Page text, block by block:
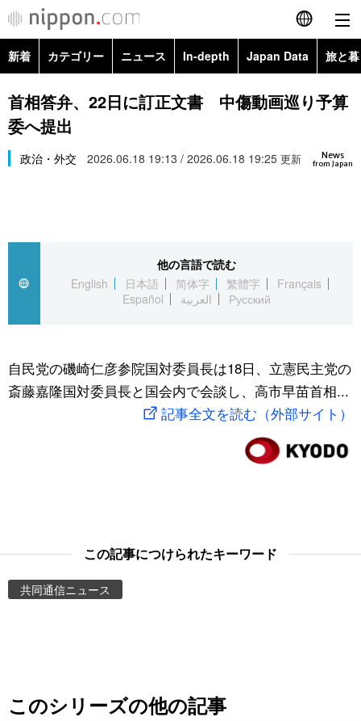
English
简体字
Русский
カテゴリー
経済・ビジネス
国際
文化
トップ
アーカイブ
In-depth
Japan Data
動画/Live
お知らせ
新着 カテゴリー ニュース In-depth Japan Data 旅と
政治・外交
経済・ビジネス
スポーツ・東京2020
Topics
首相答弁、22日に訂正文書 中傷動画巡り予算
委へ提出
News
from Japan
政治・外交 2026.06.18 19:13 / 2026.06.18 19:25 更新
他の言語で読む
English
日本語 简体字 繁體字
Français
Español
العربية Русский
自民党の磯崎仁彦参院国対委員長は18日、立憲民主党の
斎藤嘉隆国対委員長と国会内で会談し、高市早苗首相...
記事全文を読む（外部サイト）
この記事につけられたキーワード
共同通信ニュース
このシリーズの他の記事